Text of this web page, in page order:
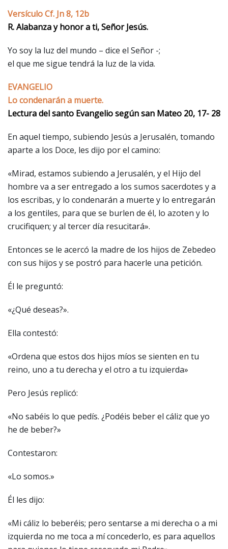
Versículo Cf. Jn 8, 12b
R. Alabanza y honor a ti, Señor Jesús.
Yo soy la luz del mundo – dice el Señor -;
el que me sigue tendrá la luz de la vida.
EVANGELIO
Lo condenarán a muerte.
Lectura del santo Evangelio según san Mateo 20, 17- 28
En aquel tiempo, subiendo Jesús a Jerusalén, tomando
aparte a los Doce, les dijo por el camino:
«Mirad, estamos subiendo a Jerusalén, y el Hijo del
hombre va a ser entregado a los sumos sacerdotes y a
los escribas, y lo condenarán a muerte y lo entregarán
a los gentiles, para que se burlen de él, lo azoten y lo
crucifiquen; y al tercer día resucitará».
Entonces se le acercó la madre de los hijos de Zebedeo
con sus hijos y se postró para hacerle una petición.
Él le preguntó:
«¿Qué deseas?».
Ella contestó:
«Ordena que estos dos hijos míos se sienten en tu
reino, uno a tu derecha y el otro a tu izquierda»
Pero Jesús replicó:
«No sabéis lo que pedís. ¿Podéis beber el cáliz que yo
he de beber?»
Contestaron:
«Lo somos.»
Él les dijo:
«Mi cáliz lo beberéis; pero sentarse a mi derecha o a mi
izquierda no me toca a mí concederlo, es para aquellos